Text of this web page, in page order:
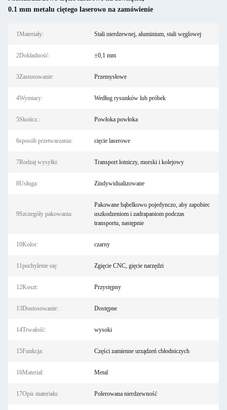
0.1 mm metalu ciętego laserowo na zamówienie
1Materiały: Stali nierdzewnej, aluminium, stali węglowej
2Dokładność: ±0,1 mm
3Zastosowanie: Przemysłowe
4Wymiary: Według rysunków lub próbek
5Skończ.: Powłoka powłoka
6sposób przetwarzania: cięcie laserowe
7Rodzaj wysyłki: Transport lotniczy, morski i kolejowy
8Usługa: Zindywidualizowane
9Szczegóły pakowania:
Pakowane bąbelkowo pojedynczo, aby zapobiec
uszkodzeniom i zadrapaniom podczas
transportu, następnie
10Kolor: czarny
11pochylenie się: Zgięcie CNC, gięcie narzędzi
12Koszt: Przystępny
13Dostosowanie: Dostępne
14Trwałość: wysoki
15Funkcja: Części zamienne urządzeń chłodniczych
16Materiał: Metal
17Opis materiału: Polerowana nierdzewność